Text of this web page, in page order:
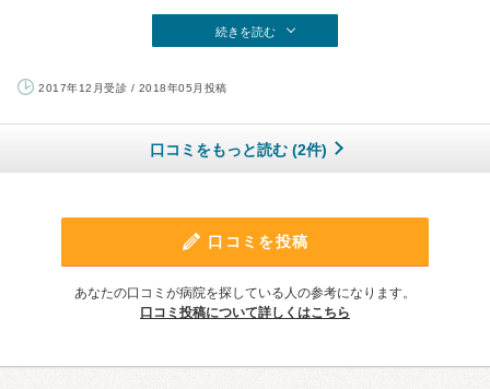
続きを読む
2017年12月受診 / 2018年05月投稿
口コミをもっと読む (2件)
口コミを投稿
あなたの口コミが病院を探している人の参考になります。
口コミ投稿について詳しくはこちら